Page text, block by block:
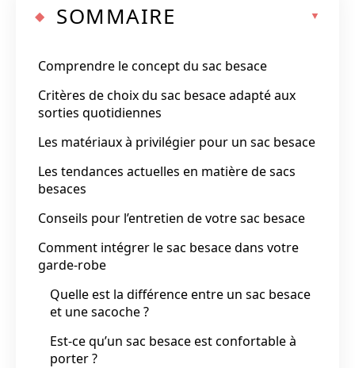
SOMMAIRE
Comprendre le concept du sac besace
Critères de choix du sac besace adapté aux
sorties quotidiennes
Les matériaux à privilégier pour un sac besace
Les tendances actuelles en matière de sacs
besaces
Conseils pour l’entretien de votre sac besace
Comment intégrer le sac besace dans votre
garde-robe
Quelle est la différence entre un sac besace
et une sacoche ?
Est-ce qu’un sac besace est confortable à
porter ?